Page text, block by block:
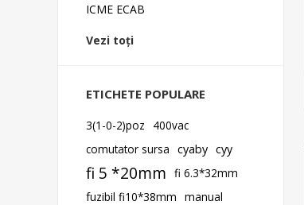
ICME ECAB
Vezi toți
ETICHETE POPULARE
3(1-0-2)poz
400vac
comutator sursa cyaby cyy
fi 5 *20mm fi 6.3*32mm
fuzibil fi10*38mm manual